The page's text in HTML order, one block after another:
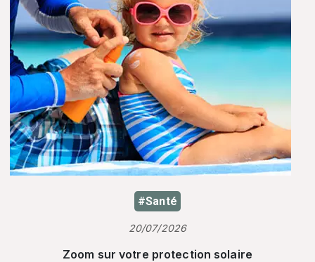
#Santé
20/07/2026
Zoom sur votre protection solaire